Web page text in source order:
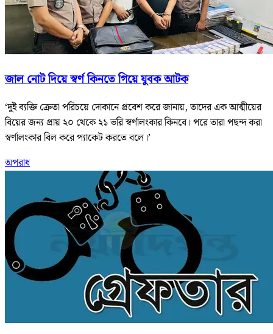
জাল নোট দিয়ে স্বর্ণ কিনতে গিয়ে যুবক আটক
‘দুই ব্যক্তি ক্রেতা পরিচয়ে দোকানে প্রবেশ করে জানায়, তাদের এক আত্মীয়ের
বিয়ের জন্য প্রায় ২০ থেকে ২১ ভরি স্বর্ণালংকার কিনবে। পরে তারা পছন্দ করা
স্বর্ণালংকার বিল করে প্যাকেট করতে বলে।’
অপরাধ